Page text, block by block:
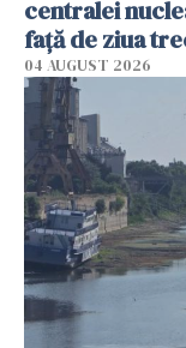
centralei
faţă de ziua
04 AUGUST 2026